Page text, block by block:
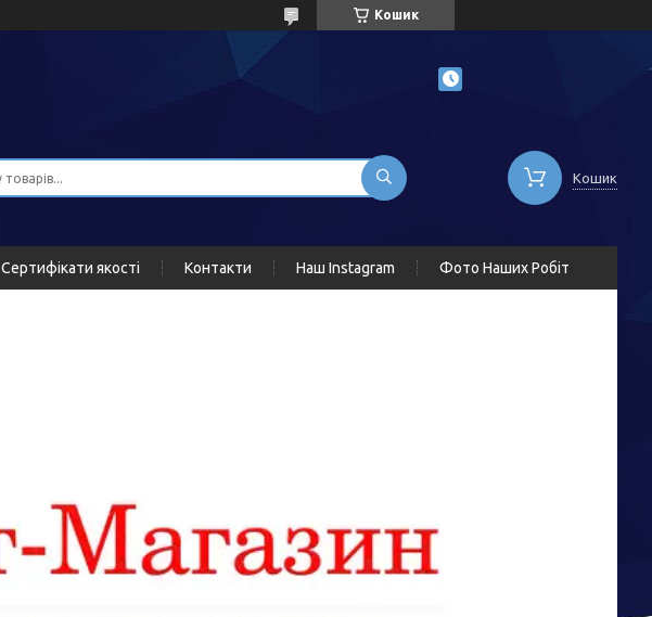
Кошик
Кошик
Сертифікати якості Контакти Наш Instagram Фото Наших Робіт